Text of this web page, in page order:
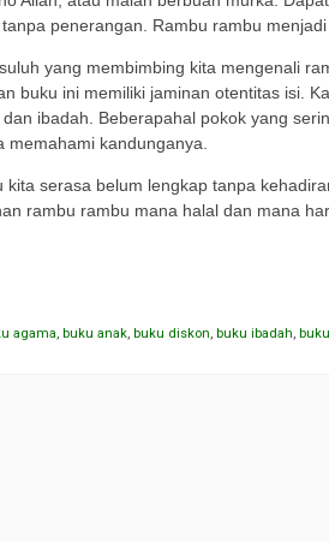
penerangan. Rambu rambu
yang membimbing kita mengenali
buku ini memiliki jaminan otentitas isi.
ibadah. Beberapahal pokok yang
memahami kandunganya.
kita serasa belum lengkap tanpa
rambu rambu mana halal dan mana
agama,buku anak,buku diskon,buku ibadah,